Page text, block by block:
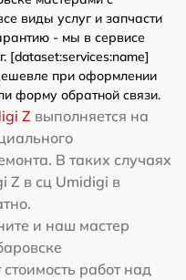
виды услуг и запчасти
- мы в сервисе
[dataset:services:name]
при оформлении
форму обратной связи.
Z выполняется на
В таких случаях
Z в сц Umidigi в
и наш мастер
работ над